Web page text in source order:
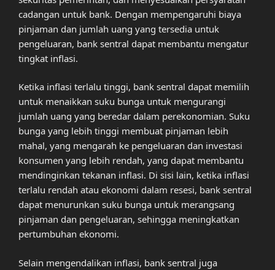
cadangan untuk bank. Dengan mempengaruhi biaya
pinjaman dan jumlah uang yang tersedia untuk
pengeluaran, bank sentral dapat membantu mengatur
tingkat inflasi.
Ketika inflasi terlalu tinggi, bank sentral dapat memilih
untuk menaikkan suku bunga untuk mengurangi
jumlah uang yang beredar dalam perekonomian. Suku
bunga yang lebih tinggi membuat pinjaman lebih
mahal, yang mengarah ke pengeluaran dan investasi
konsumen yang lebih rendah, yang dapat membantu
mendinginkan tekanan inflasi. Di sisi lain, ketika inflasi
terlalu rendah atau ekonomi dalam resesi, bank sentral
dapat menurunkan suku bunga untuk merangsang
pinjaman dan pengeluaran, sehingga meningkatkan
pertumbuhan ekonomi.
Selain mengendalikan inflasi, bank sentral juga